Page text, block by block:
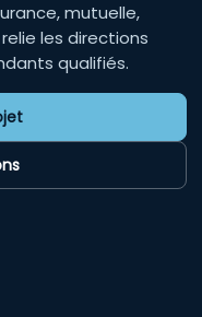
mutuelle,
les directions
qualifiés.